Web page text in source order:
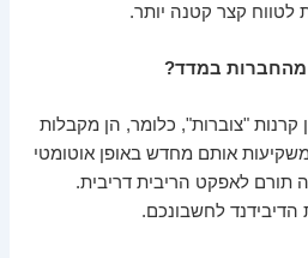
לטווח קצר קטנה יותר.
מהחברות במדד?
"צוברות", כלומר, הן מקבלות
אותם מחדש באופן אוטומטי
תורם לאפקט הריבית דריבית.
לחשבונכם.